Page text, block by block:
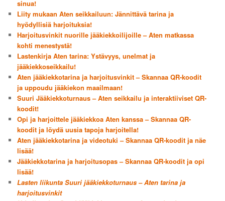
sinua!
Liity mukaan Aten seikkailuun: Jännittävä tarina ja
hyödyllisiä harjoituksia!
Harjoitusvinkit nuorille jääkiekkoilijoille – Aten matkassa
kohti menestystä!
Lastenkirja Aten tarina: Ystävyys, unelmat ja
jääkiekkoseikkailu!
Aten jääkiekkotarina ja harjoitusvinkit – Skannaa QR-koodit
ja uppoudu jääkiekon maailmaan!
Suuri Jääkiekkoturnaus – Aten seikkailu ja interaktiiviset QR-
koodit!
Opi ja harjoittele jääkiekkoa Aten kanssa – Skannaa QR-
koodit ja löydä uusia tapoja harjoitella!
Aten jääkiekkotarina ja videotuki – Skannaa QR-koodit ja näe
lisää!
Jääkiekkotarina ja harjoitusopas – Skannaa QR-koodit ja opi
lisää!
Lasten liikunta Suuri jääkiekkoturnaus – Aten tarina ja
harjoitusvinkit